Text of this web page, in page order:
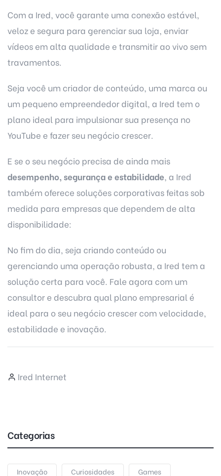
Com a Ired, você garante uma conexão estável,
veloz e segura para gerenciar sua loja, enviar
vídeos em alta qualidade e transmitir ao vivo sem
travamentos.
Seja você um criador de conteúdo, uma marca ou
um pequeno empreendedor digital, a Ired tem o
plano ideal para impulsionar sua presença no
YouTube e fazer seu negócio crescer.
E se o seu negócio precisa de ainda mais
desempenho, segurança e estabilidade, a Ired
também oferece soluções corporativas feitas sob
medida para empresas que dependem de alta
disponibilidade:
No fim do dia, seja criando conteúdo ou
gerenciando uma operação robusta, a Ired tem a
solução certa para você. Fale agora com um
consultor e descubra qual plano empresarial é
ideal para o seu negócio crescer com velocidade,
estabilidade e inovação.
Ired Internet
Categorias
Inovação Curiosidades Games